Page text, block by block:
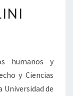
humanos y
y Ciencias
Universidad de